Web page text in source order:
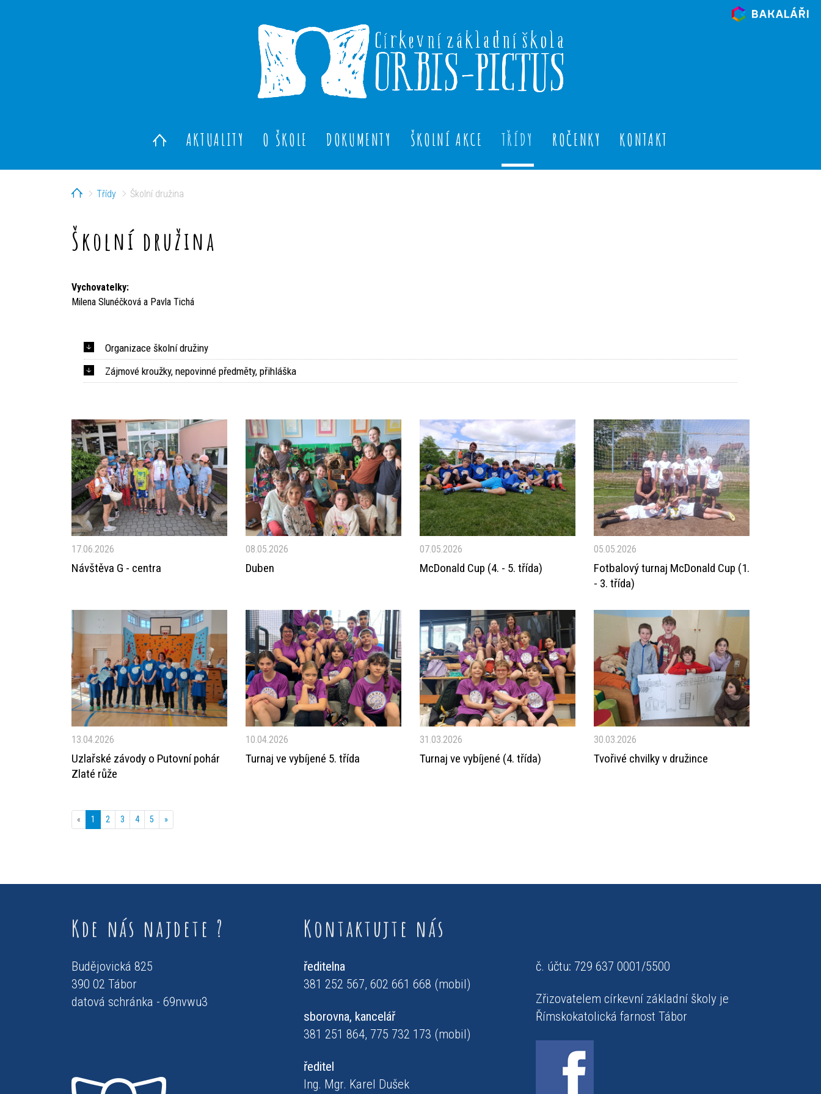
AKTUALITY O ŠKOLE DOKUMENTY ŠKOLNÍ AKCE TŘÍDY ROČENKY KONTAKT
HomeTřídy Školní družina
Školní družina
Vychovatelky:
Milena Slunéčková a Pavla Tichá
Organizace školní družiny
Zájmové kroužky, nepovinné předměty, přihláška
17.06.2026
Návštěva G - centra
08.05.2026
Duben
07.05.2026
McDonald Cup (4. - 5. třída)
05.05.2026
Fotbalový turnaj McDonald Cup (1.
- 3. třída)
13.04.2026
Uzlařské závody o Putovní pohár
Zlaté růže
10.04.2026
Turnaj ve vybíjené 5. třída
31.03.2026
Turnaj ve vybíjené (4. třída)
30.03.2026
Tvořivé chvilky v družince
« 1 2 3 4 5 »
Kde nás najdete ?
Budějovická 825
390 02 Tábor
datová schránka - 69nvwu3
Kontaktujte nás
ředitelna
381 252 567, 602 661 668 (mobil)
sborovna, kancelář
381 251 864, 775 732 173 (mobil)
ředitel
Ing. Mgr. Karel Dušek
č. účtu: 729 637 0001/5500
Zřizovatelem církevní základní školy je
Římskokatolická farnost Tábor